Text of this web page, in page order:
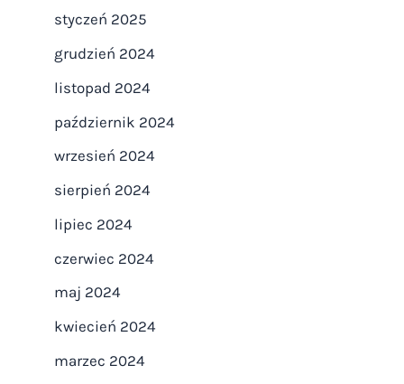
styczeń 2025
grudzień 2024
listopad 2024
październik 2024
wrzesień 2024
sierpień 2024
lipiec 2024
czerwiec 2024
maj 2024
kwiecień 2024
marzec 2024